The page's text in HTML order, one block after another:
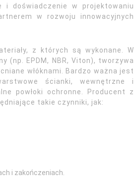
i doświadczenie w projektowaniu
w rozwoju innowacyjnych
z których są wykonane. W
(np. EPDM, NBR, Viton), tworzywa
włóknami. Bardzo ważna jest
ścianki, wewnętrzne i
powłoki ochronne. Producent z
takie czynniki, jak:
i zakończeniach.